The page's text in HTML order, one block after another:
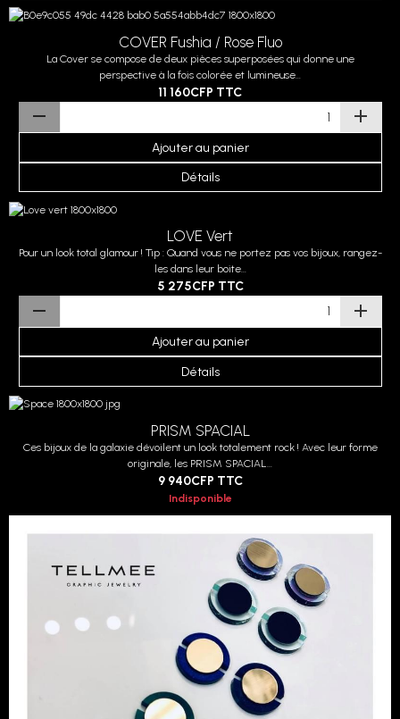
COVER Fushia / Rose Fluo
La Cover se compose de deux pièces superposées qui donne une
perspective à la fois colorée et lumineuse...
11 160CFP TTC
Ajouter au panier
Détails
LOVE Vert
Pour un look total glamour ! Tip : Quand vous ne portez pas vos bijoux, rangez-
les dans leur boite...
5 275CFP TTC
Ajouter au panier
Détails
PRISM SPACIAL
Ces bijoux de la galaxie dévoilent un look totalement rock ! Avec leur forme
originale, les PRISM SPACIAL...
9 940CFP TTC
Indisponible